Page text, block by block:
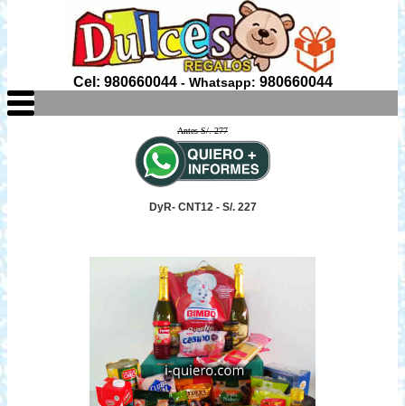
Cel: 980660044- Whatsapp: 980660044
Antes S/. 277
DyR- CNT12 - S/. 227